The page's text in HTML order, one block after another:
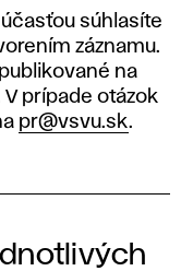
súhlasíte
záznamu.
na
prípade otázok
pr@vsvu.sk.